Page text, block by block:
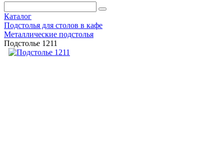
Каталог
Подстолья для столов в кафе
Металлические подстолья
Подстолье 1211